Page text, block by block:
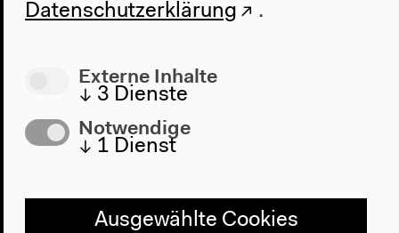
Programm
Das Anthropozän am HKW
Datenschutzerklärung .
Externe Inhalte
↓ 3 Dienste
Notwendige
↓ 1 Dienst
Ausgewählte Cookies